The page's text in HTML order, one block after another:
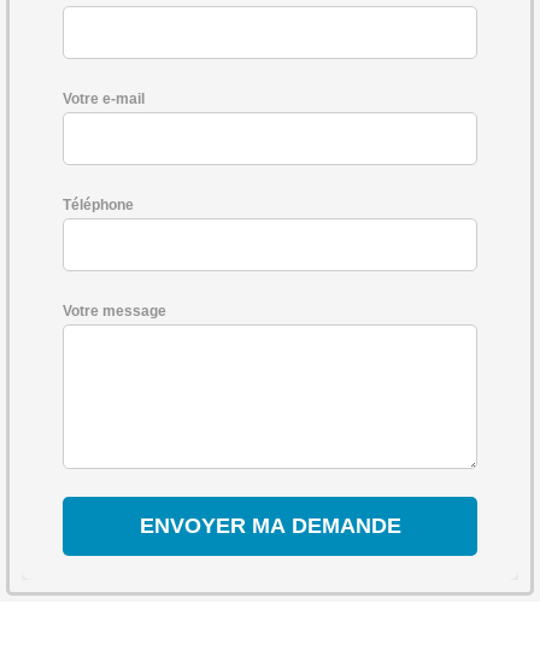
Votre e-mail
Téléphone
Votre message